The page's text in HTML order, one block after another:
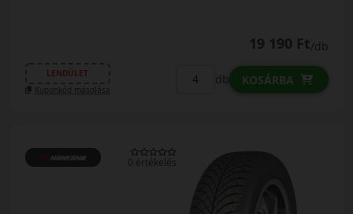
19 190 Ft/db
LENDÜLET
Kuponkód másolása
db KOSÁRBA
0 értékelés